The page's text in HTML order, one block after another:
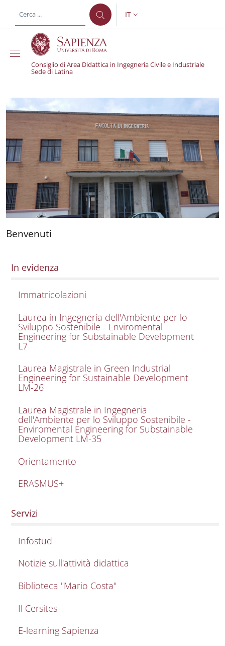
al contenuto principale
SELETTORE LINGUA:
IT
Consiglio di Area Didattica in Ingegneria Civile e Industriale
Sede di Latina
Consiglio di Area
Benvenuti
Benvenuti
In evidenza
Immatricolazioni
Laurea in Ingegneria dell'Ambiente per lo
Sviluppo Sostenibile - Enviromental
Engineering for Substainable Development
L7
Laurea Magistrale in Green Industrial
Engineering for Sustainable Development
LM-26
Laurea Magistrale in Ingegneria
dell'Ambiente per lo Sviluppo Sostenibile -
Enviromental Engineering for Substainable
Development LM-35
Orientamento
ERASMUS+
Servizi
Infostud
Notizie sull'attività didattica
Biblioteca "Mario Costa"
Il Cersites
E-learning Sapienza